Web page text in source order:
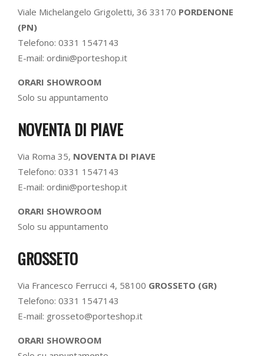
Viale Michelangelo Grigoletti, 36 33170 PORDENONE
(PN)
Telefono: 0331 1547143
E-mail: ordini@porteshop.it
ORARI SHOWROOM
Solo su appuntamento
NOVENTA DI PIAVE
Via Roma 35, NOVENTA DI PIAVE
Telefono: 0331 1547143
E-mail: ordini@porteshop.it
ORARI SHOWROOM
Solo su appuntamento
GROSSETO
Via Francesco Ferrucci 4, 58100 GROSSETO (GR)
Telefono: 0331 1547143
E-mail: grosseto@porteshop.it
ORARI SHOWROOM